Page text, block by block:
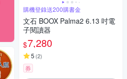
購機登錄送200購書金
文石 BOOX Palma2 6.13 吋電
子閱讀器
$7,280
5 (2)
券